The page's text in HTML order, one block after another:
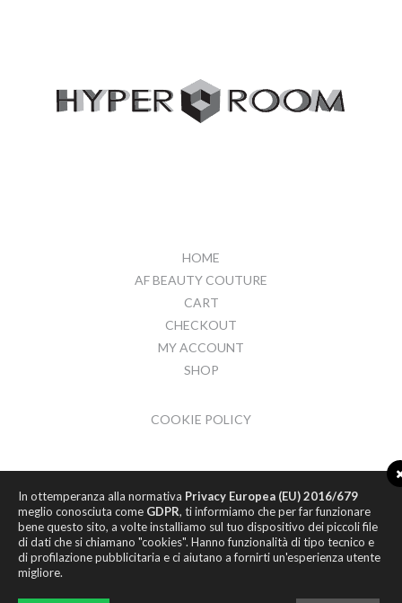
HOME
AF BEAUTY COUTURE
CART
CHECKOUT
MY ACCOUNT
SHOP
COOKIE POLICY
In ottemperanza alla normativa Privacy Europea (EU) 2016/679
meglio conosciuta come GDPR, ti informiamo che per far funzionare
bene questo sito, a volte installiamo sul tuo dispositivo dei piccoli file
di dati che si chiamano "cookies". Hanno funzionalità di tipo tecnico e
di profilazione pubblicitaria e ci aiutano a fornirti un'esperienza utente
migliore.